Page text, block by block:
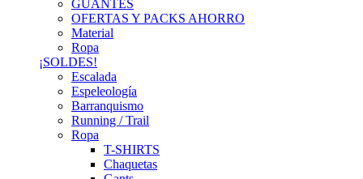
GUANTES
OFERTAS Y PACKS AHORRO
Material
Ropa
¡SOLDES!
Escalada
Espeleología
Barranquismo
Running / Trail
Ropa
T-SHIRTS
Chaquetas